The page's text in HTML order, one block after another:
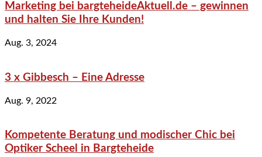
Marketing bei bargteheideAktuell.de – gewinnen
und halten Sie Ihre Kunden!
Aug. 3, 2024
3 x Gibbesch – Eine Adresse
Aug. 9, 2022
Kompetente Beratung und modischer Chic bei
Optiker Scheel in Bargteheide